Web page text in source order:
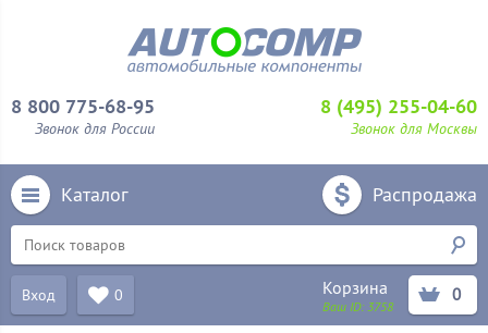
8 800 775-68-95
Звонок для России
8 (495) 255-04-60
Звонок для Москвы
Каталог Распродажа
Вход 0 Корзина
Ваш ID: 3758
0